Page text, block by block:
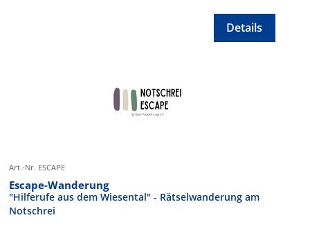
Details
Art.-Nr. ESCAPE
Escape-Wanderung
"Hilferufe aus dem Wiesental" - Rätselwanderung am
Notschrei